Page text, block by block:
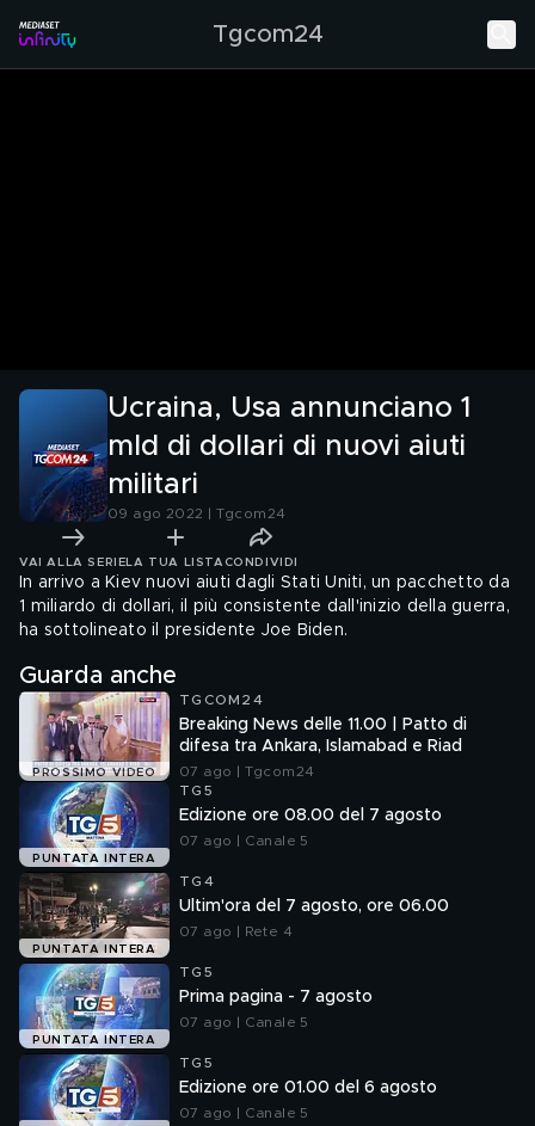
Tgcom24
Ucraina, Usa annunciano 1
mld di dollari di nuovi aiuti
militari
09 ago 2022 | Tgcom24
VAI ALLA SERIE LA TUA LISTA CONDIVIDI
In arrivo a Kiev nuovi aiuti dagli Stati Uniti, un pacchetto da
1 miliardo di dollari, il più consistente dall'inizio della guerra,
ha sottolineato il presidente Joe Biden.
Guarda anche
PROSSIMO VIDEO
TGCOM24
Breaking News delle 11.00 | Patto di
difesa tra Ankara, Islamabad e Riad
07 ago | Tgcom24
PUNTATA INTERA
TG5
Edizione ore 08.00 del 7 agosto
07 ago | Canale 5
PUNTATA INTERA
TG4
Ultim'ora del 7 agosto, ore 06.00
07 ago | Rete 4
PUNTATA INTERA
TG5
Prima pagina - 7 agosto
07 ago | Canale 5
TG5
Edizione ore 01.00 del 6 agosto
07 ago | Canale 5